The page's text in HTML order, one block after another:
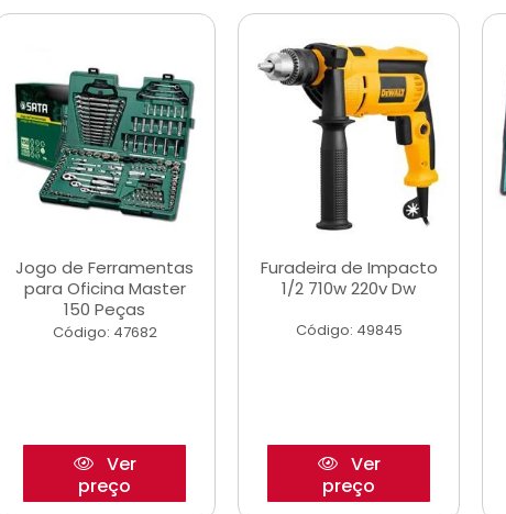
Jogo de Ferramentas
para Oficina Master
150 Peças
Código: 47682
Ver
preço
Furadeira de Impacto
1/2 710w 220v Dw
Código: 49845
Ver
preço